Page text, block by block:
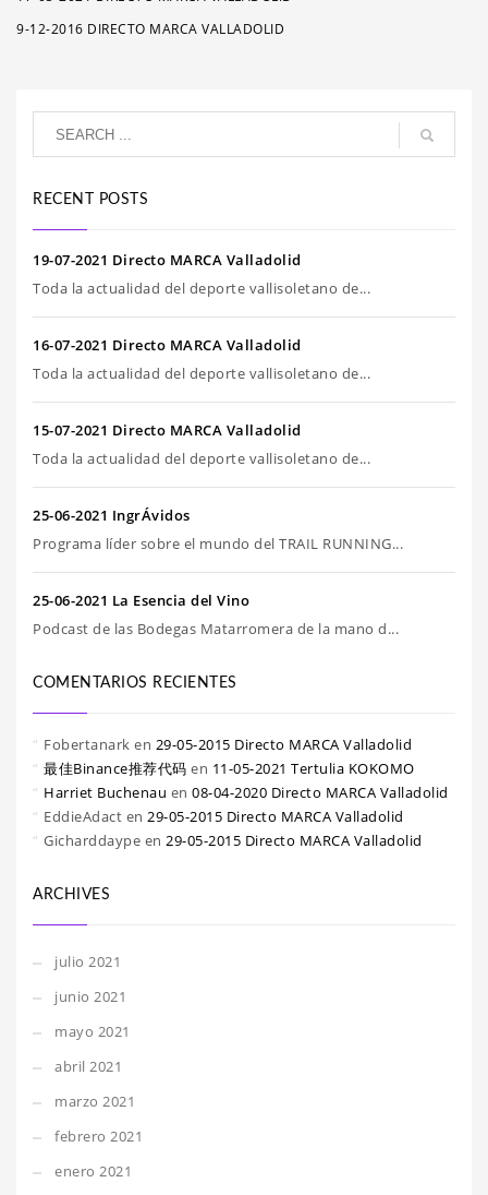
9-12-2016 DIRECTO MARCA VALLADOLID
RECENT POSTS
19-07-2021 Directo MARCA Valladolid
Toda la actualidad del deporte vallisoletano de...
16-07-2021 Directo MARCA Valladolid
Toda la actualidad del deporte vallisoletano de...
15-07-2021 Directo MARCA Valladolid
Toda la actualidad del deporte vallisoletano de...
25-06-2021 IngrÁvidos
Programa líder sobre el mundo del TRAIL RUNNING...
25-06-2021 La Esencia del Vino
Podcast de las Bodegas Matarromera de la mano d...
COMENTARIOS RECIENTES
Fobertanark en 29-05-2015 Directo MARCA Valladolid
最佳Binance推荐代码 en 11-05-2021 Tertulia KOKOMO
Harriet Buchenau en 08-04-2020 Directo MARCA Valladolid
EddieAdact en 29-05-2015 Directo MARCA Valladolid
Gicharddaype en 29-05-2015 Directo MARCA Valladolid
ARCHIVES
julio 2021
junio 2021
mayo 2021
abril 2021
marzo 2021
febrero 2021
enero 2021